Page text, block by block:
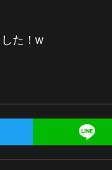
た！w